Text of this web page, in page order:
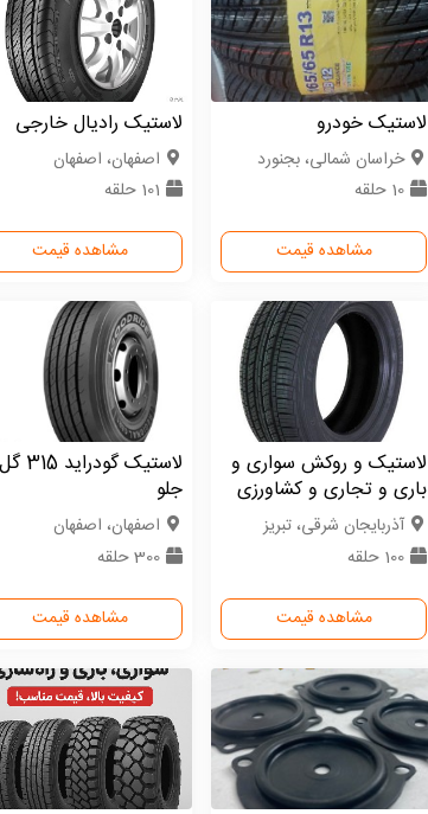
لاستیک خودرو
خراسان شمالی، بجنورد
10 حلقه
مشاهده قیمت
لاستیک رادیال خارجی
اصفهان، اصفهان
101 حلقه
مشاهده قیمت
لاستیک و روکش سواری و
باری و تجاری و کشاورزی
آذربایجان شرقی، تبریز
100 حلقه
مشاهده قیمت
لاستیک گودراید 315 گل
جلو
اصفهان، اصفهان
300 حلقه
مشاهده قیمت